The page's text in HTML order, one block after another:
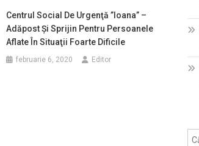
Centrul Social De Urgenţă ”Ioana” –
Adăpost Şi Sprijin Pentru Persoanele
Aflate În Situaţii Foarte Dificile
februarie 6, 2020 Editor